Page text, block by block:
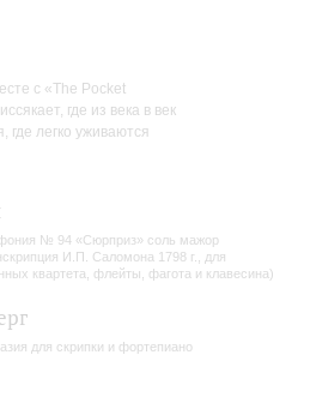
с «The Pocket
где из века в век
легко уживаются
№ 94 «Сюрприз» соль мажор
И.П. Саломона 1798 г., для
квартета, флейты, фагота и клавесина)
для скрипки и фортепиано